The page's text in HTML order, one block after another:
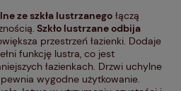
ze szkła lustrzanego łączą
Szkło lustrzane odbija
przestrzeń łazienki. Dodaje
funkcję lustra, co jest
łazienkach. Drzwi uchylne
wygodne użytkowanie.